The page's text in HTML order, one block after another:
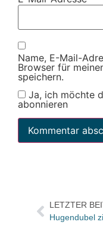
Name, E-Mail-
Browser für
speichern.
Ja, ich möchte
abonnieren
LETZTER